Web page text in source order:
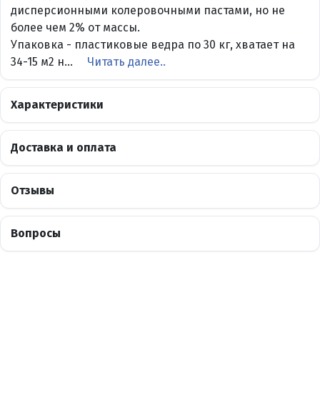
дисперсионными колеровочными пастами, но не
более чем 2% от массы.
Упаковка - пластиковые ведра по 30 кг, хватает на
34-15 м2 н...
Читать далее..
Характеристики
Доставка и оплата
Отзывы
Вопросы